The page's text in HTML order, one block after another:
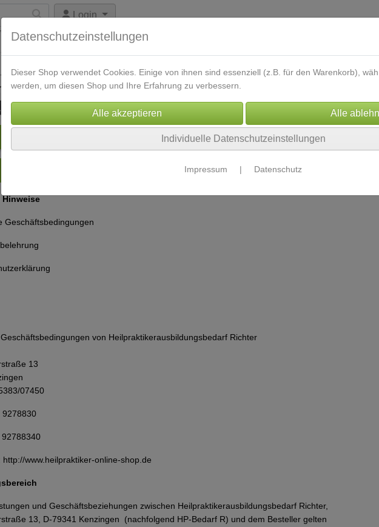
Login
Lernkarten Skripte Kontakt
Hinweise
Geschäftsbedingungen
von Heilpraktikerausbildungsbedarf Richter
13
07450
9278830
http://www.heilpraktiker-online-shop.de
und Geschäftsbeziehungen zwischen Heilpraktikerausbildungsbedarf Richter,
13, D-79341 Kenzingen (nachfolgend HP-Bedarf R) und dem Besteller gelten
Datenschutzeinstellungen
Dieser Shop verwendet Cookies. Einige von ihnen sind essenziell (z.B. für den Warenkorb),
werden, um diesen Shop und Ihre Erfahrung zu verbessern.
Individuelle Datenschutzeinstellungen
Impressum | Datenschutz